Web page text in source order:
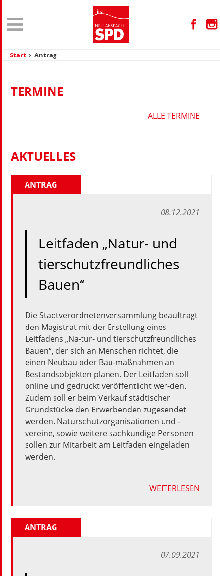
Start › Antrag
TERMINE
ALLE TERMINE
AKTUELLES
ANTRAG
08.12.2021
Leitfaden „Natur- und
tierschutzfreundliches
Bauen“
Die Stadtverordnetenversammlung beauftragt
den Magistrat mit der Erstellung eines
Leitfadens „Na-tur- und tierschutzfreundliches
Bauen“, der sich an Menschen richtet, die
einen Neubau oder Bau-maßnahmen an
Bestandsobjekten planen. Der Leitfaden soll
online und gedruckt veröffentlicht wer-den.
Zudem soll er beim Verkauf städtischer
Grundstücke den Erwerbenden zugesendet
werden. Naturschutzorganisationen und -
vereine, sowie weitere sachkundige Personen
sollen zur Mitarbeit am Leitfaden eingeladen
werden.
WEITERLESEN
ANTRAG
07.09.2021